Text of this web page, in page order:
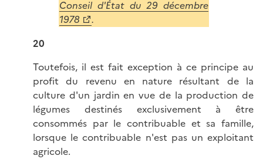
Conseil d'État du 29 décembre
1978
.
20
Toutefois, il est fait exception à ce principe au
profit du revenu en nature résultant de la
culture d'un jardin en vue de la production de
légumes destinés exclusivement à être
consommés par le contribuable et sa famille,
lorsque le contribuable n'est pas un exploitant
agricole.